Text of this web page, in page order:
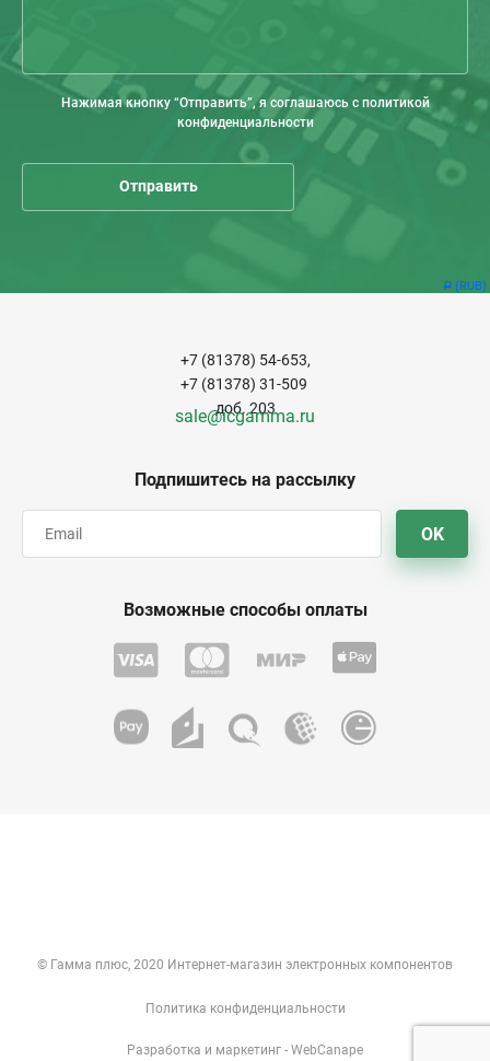
Р (RUB)
Нажимая кнопку “Отправить”, я соглашаюсь с политикой
конфиденциальности
Подпишитесь на рассылку
OK
+7 (81378) 54-653,
+7 (81378) 31-509
доб. 203
sale@icgamma.ru
Возможные способы оплаты
© Гамма плюс, 2020 Интернет-магазин электронных компонентов
Политика конфиденциальности
Разработка и маркетинг - WebCanape